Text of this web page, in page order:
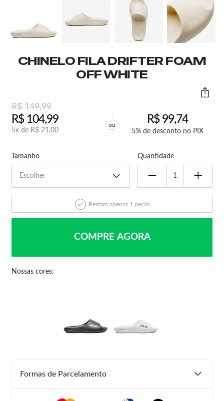
CHINELO FILA DRIFTER FOAM
OFF WHITE
R$149,99
R$104,99
5x de R$ 21,00
ou R$99,74
5% de desconto no PIX
Tamanho Quantidade
Restam apenas 1 peças
COMPRE AGORA
Nossas cores:
Formas de Parcelamento